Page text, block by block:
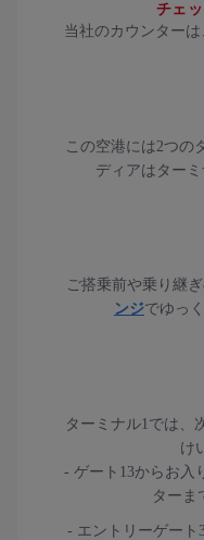
チェ
当社のカウンターは
この空港には2つの
ディアはターミ
ご搭乗前や乗り継ぎ
ンジでゆっ
ターミナル1では、
け
- ゲート13からお入
ターま
- エントリーゲート